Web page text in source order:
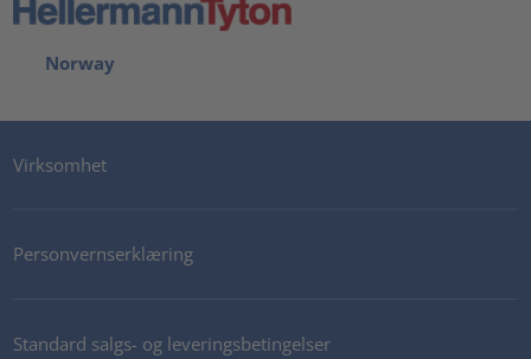
Norway
Virksomhet
Personvernserklæring
Standard salgs- og leveringsbetingelser